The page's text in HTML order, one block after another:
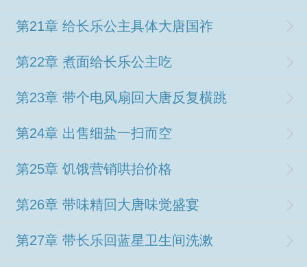
第21章 给长乐公主具体大唐国祚
第22章 煮面给长乐公主吃
第23章 带个电风扇回大唐反复横跳
第24章 出售细盐一扫而空
第25章 饥饿营销哄抬价格
第26章 带味精回大唐味觉盛宴
第27章 带长乐回蓝星卫生间洗漱